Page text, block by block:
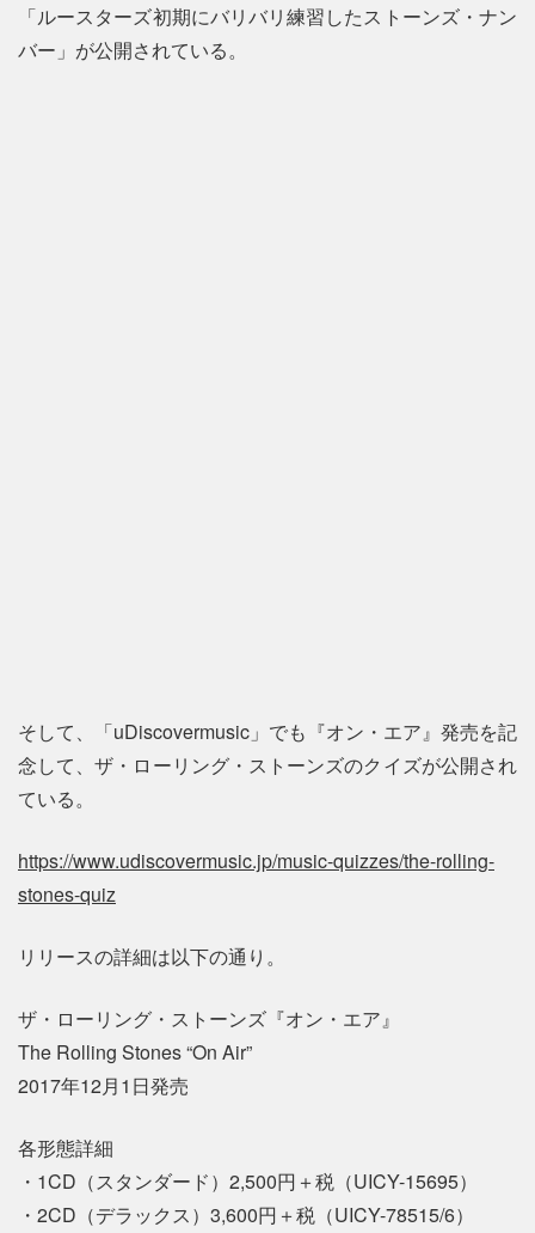
「ルースターズ初期にバリバリ練習したストーンズ・ナン
バー」が公開されている。
そして、「uDiscovermusic」でも『オン・エア』発売を記
念して、ザ・ローリング・ストーンズのクイズが公開され
ている。
https://www.udiscovermusic.jp/music-quizzes/the-rolling-
stones-quiz
リリースの詳細は以下の通り。
ザ・ローリング・ストーンズ『オン・エア』
The Rolling Stones “On Air”
2017年12月1日発売
各形態詳細
・1CD（スタンダード）2,500円＋税（UICY-15695）
・2CD（デラックス）3,600円＋税（UICY-78515/6）